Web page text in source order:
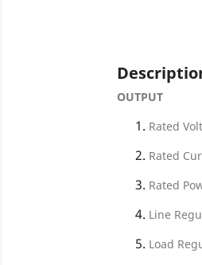
OUTPUT
Rated
Rated
Rated
Line
Load